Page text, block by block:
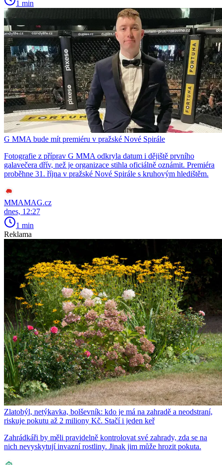
1 min
G MMA bude mít premiéru v pražské Nové Spirále
Fotografie z příprav G MMA odkryla datum i dějiště prvního
galavečera dřív, než je organizace stihla oficiálně oznámit. Premiéra
proběhne 31. října v pražské Nové Spirále s kruhovým hledištěm.
MMAMAG.cz
dnes, 12:27
1 min
Reklama
Zlatobýl, netýkavka, bolševník: kdo je má na zahradě a neodstraní,
riskuje pokutu až 2 miliony Kč. Stačí i jeden keř
Zahrádkáři by měli pravidelně kontrolovat své zahrady, zda se na
nich nevyskytují invazní rostliny. Jinak jim může hrozit pokuta.